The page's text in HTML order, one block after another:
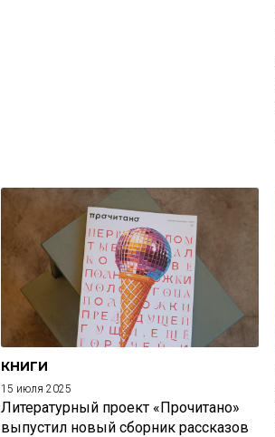
КНИГИ
15 июля 2025
Литературный проект «Прочитано»
выпустил новый сборник рассказов